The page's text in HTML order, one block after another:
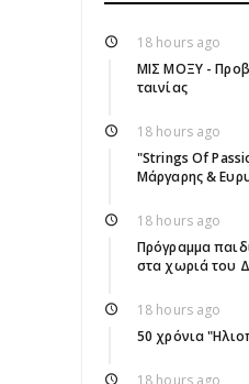
18 hours ago
ΜΙΣ ΜΟΞΥ -
ταινίας
18 hours ago
"Strings Of
Μάργαρης &
18 hours ago
Πρόγραμμα
στα χωριά του
18 hours ago
50 χρόνια